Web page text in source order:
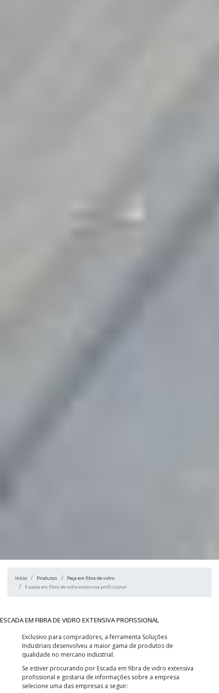
Início Produtos
Peça em fibra de vidro
Escada em fibra de vidro extensiva profissional
ESCADA EM FIBRA DE VIDRO EXTENSIVA PROFISSIONAL
Exclusivo para compradores, a ferramenta Soluções
Industriais desenvolveu a maior gama de produtos de
qualidade no mercano industrial.
Se estiver procurando por Escada em fibra de vidro extensiva
profissional e gostaria de informações sobre a empresa
selecione uma das empresas a seguir: